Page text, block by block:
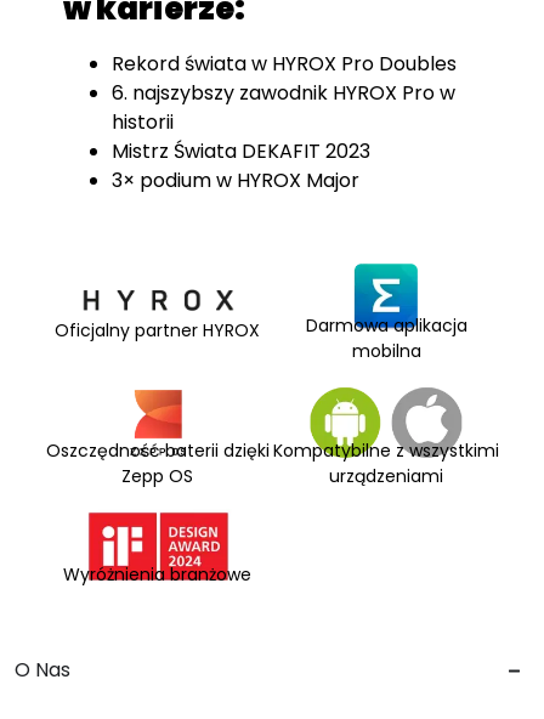
w karierze:
Rekord świata w HYROX Pro Doubles
6. najszybszy zawodnik HYROX Pro w
historii
Mistrz Świata DEKAFIT 2023
3× podium w HYROX Major
Darmowa aplikacja
mobilna
Oszczędność baterii dzięki
Zepp OS
Kompatybilne z wszystkimi
urządzeniami
Wyróżnienia branżowe
Oficjalny partner HYROX
O Nas